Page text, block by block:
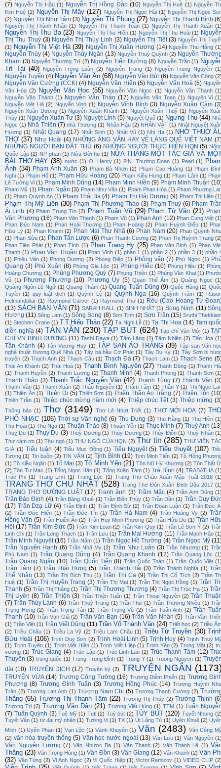
(7) Nguyễn Thị Hậu (1) Nguyễn Thị Hồng Đào (10) Nguyễn Thị Huệ (1) Nguyễn
Kim Huệ (2) Nguyễn Thị Mây (127) Nguyễn Thị Ngọc Hải (1) Nguyễn Thị Ngọc
(2) Nguyễn Thị Như Tâm (3) Nguyễn Thị Phụng (27) Nguyễn Thị Thanh Bình
Nguyễn Thị Thành Nhân (1) Nguyễn Thị Thanh Toàn (1) Nguyễn Thị Thanh Xuân
Nguyễn Thị Thu Ba (23) Nguyễn Thị Thu Hiền (1) Nguyễn Thị Thu Hoài (1)
Thị Thu Thuý (3) Nguyễn Thị Thùy Linh (3) Nguyễn Thị Tiết (3) Nguyễn Thị
(1) Nguyễn Thị Việt Hà (39) Nguyễn Thị Xuân Hương (14) Nguyễn Thu Hằng
Nguyễn Thủy (4) Nguyễn Thúy Ngân (13) Nguyễn Thuý Quỳnh (2) Nguyễn
Kham (3) Nguyễn Thượng Trí (2) Nguyễn Tiến Đường (8) Nguyễn Trần (1)
Trí Tài (40) Nguyễn Trọng Luân (2) Nguyễn Trung (1) Nguyễn Trung Nguyên
Nguyễn Tuyển (4) Nguyễn Văn Ân (68) Nguyễn Văn Bút (6) Nguyễn Văn Công
Nguyễn Văn Cường (CCK) (4) Nguyễn Văn Hiến (5) Nguyễn Văn Hoà (5)
Văn Hòa (2) Nguyễn Văn Học (55) Nguyễn Văn Ngọc (1) Nguyễn Văn Thanh
Nguyễn Văn Thành (1) Nguyễn Văn Thảo (17) Nguyễn Văn Toan (1) Nguyên Vi
Nguyễn Việt Hà (2) Nguyễn Vinh (1) Nguyễn Vĩnh Bình (3) Nguyễn Xuân Cảm
Nguyễn Xuân Dương (1) Nguyễn Xuân Khánh (1) Nguyễn Xuân Thuỷ (1) Nguyễn
Thủy (1) Nguyễn Xuân Tư (3) Nguyệt Linh (5) Nguyệt Quế (1) Ngưng Thu (44)
Ngọc (1) Nhã Thiên (7) nhà Thương (1) Nhân Hậu (2) NHÂN VẬT (1) Nhật Nguyệt
Hương (1) Nhật Quang (17) Nhất Sinh (1) Nhật Vũ (1) Nhi Hạ (1) NHỚ THUỞ
THƠ (37) Như Hoài (4) NHỮNG ÁNG VĂN HAY VỀ LÀNG QUÊ VIỆT NAM
NHỮNG NGƯỜI BẠN ĐÂT THỦ (6) NHỮNG NGƯỜI THỰC HIỆN HQN (5)
Quốc Lập (2) NP phan (1) Nửa Đời hư (1) NỬA THÁNG MỘT TÁC GIẢ VÀ
BÀI THƠ HAY (38) nước (1) O. Henry (1) P.N. Thường Đoan (1) Pearl (1)
Ánh (34) Phạm Anh Xuân (3) Phạm Bá Nhơn (2) Phạm Cao Hoàng (1) Phạm
Nghi (1) Phạm Hổ (1) Phạm Hữu Hoàng (20) Phạm Kiều Hưng (1) Phạm Lâm (1)
Lê Tường Vi (1) Phạm Minh Dũng (14) Phạm Minh Hiền (9) Phạm Minh Thuận
Phạm Mỹ (1) Phạm Ngân (3) Phạm Như Vân (1) Phạm Phan Hòa (1) Phạm Phương
(1) Phạm Quỳnh An (1) Phạm Thái Ba (4) Phạm Thị Hải Dương (9) Phạm Thị Liên
Phạm Thị Mỹ Liên (30) Phạm Thị Phương Thảo (3) Phạm Thuý (6) Phạm
Ái Linh (4) Phạm Trung Tín (2) Phạm Tuấn Vũ (29) Phạm Tử Văn (21)
Văn Phương (16) Phạm Văn Thạnh (1) Phạm Vũ (1) Phan Anh (12) Phan Cung Việt
Phan Đức Nam (1) Phan Hoài Thương (1) Phan Hoàng (2) Phan Huỳnh Điểu (1)
Hữu Lý (1) Phan Khanh (2) Phan Mai Thư Nhã (6) Phan Nam (20) Phan Quỳnh
(1) Phan Sửu (1) Phan Tấn Lược (6) Phan Thanh Cương (2) Phan Thị Huỳnh Trang
Phan Tiên Phát (1) Phan Tình (1) Phan Trang Hy (25) Phan Văn Bình (1) Phan
Thạnh (1) Phan Văn Thuần (3) Phan Vĩnh (1) phần 1 (1) phần 2 (1) phần 3 (1) phần
(1) Phiêu Vân (1) Phong Dương (2) Phong Điệp (1) Phỏng vấn (7) Phú Ngọc (1)
Quang (3) Phú Xuân (8) Phùng Gia Lộc (1) Phùng Hiếu (10) Phùng Hiệu (1)
Hoàng Chương (1) Phùng Phương Quý (7) Phụng Thiên (1) Phùng Văn Khai (1)
Vũ (1) Phương Phương (10) Phương Uy (5) Quan Thế Âm (1) Quảng Ngọc
Quảng Ngôn Lê Ngữ (1) Quang Thám (1) Quang Tuấn Dũng (9) Quốc Hùng (2)
Tuyên (1) quy luật dịch (1) Quỳnh Lệ (1) Quỳnh Nga (16) Quỳnh Trâm (1)
Helmandollar (1) Raymond Carver (1) Raymond Thư (1) Rêu (Cao Hoàng Từ
(13) SÁCH BẠN VĂN (71) SARAH HALL (1) SINH NHẬT (1) Song Ninh (11)
Hương (11) Sông Lam (1) Sông Song (8) Sơn Tịnh (2) Sơn Trần (15) Sruthi
(1) Stephen Crane (1) T.T.Hiếu Thảo (22) Tạ Nghi Lễ (1) Tạ Thị Hoa (14) Tam
diễn nghĩa (4) TẢN VĂN (230) TẠP BÚT (624) Tạp chí Văn Mới (1)
CHÍ VN BÌNH DƯƠNG (11) Tashi Dawa (1) Tâm Lãng (1) Tâm Nhiên (2) Tấn Hòa
Tần Khánh (4) Tân Vương Huy (1) TẬP SAN ÁO TRẮNG (39) Tập san Văn
nghệ thuật Hương Quê Nhà (1) Tây bá hầu Cơ Phát (1) Tây Du Ký (1) Tây Sơn bi
truyện (2) Thạch Anh (2) Thạch Cầu (1) Thạch Đà (7) Thạch Lam (1) Thạch Sene
Thái An Khánh (2) Thái Hoà (1) Thanh Bình Nguyên (27) Thành Dũng (1) Thanh
(1) Thanh Huyền (2) Thanh Lương (2) Thanh Minh (4) Thanh Phong (1) Thanh Sơn
Thanh Thảo (3) Thanh Trắc Nguyễn Văn (42) Thanh Tùng (7) Thành Văn
Thạnh Văn (1) Thanh Xuân (2) Thảo Nguyễn (1) Thâm Tâm (1) Thần Y (1) Thi Ngọc
(1) Thiên Ân (1) Thiên Di (5) Thiên Sơn (1) Thiên Thần Áo Trắng (7) Thiên Tôn
Thiên Trần (1) Thiệp chúc mừng năm mới (4) Thiệp chúc Tết (3) Thiệp mừng
Thông báo (1) Thơ (3149) Thơ Lê Nhựt Triết (1) THƠ MỜI HOẠ (7)
PHỔ NHẠC (106) Thời sự Văn nghệ (6) Thu Dung (3) Thu Hằng (1) Thu Hiền
Thu Hoài (1) Thu Nga (1) Thuận Thảo (8) Thuận Yến (1) Thục Minh (7) Thuỳ Anh
Thuỵ Du (1) Thụy Du (3) Thuỳ Dương (1) Thùy Dương (1) Thủy Điền (1) Thuỳ Nhân
Thư cảm ơn (1) Thư ngỏ (1) THƯ NGỎ CỦA HQN (2) Thư tin (285) THƯ VIỆN
GIẢ (1) Tiểu luận (4) Tiểu Mục Đồng (1) Tiểu Nguyệt (5) Tiểu thuyết (107)
Tương (1) Tin buồn (2) TIN VĂN (2) Tịnh Bình (19) Tịnh Minh Tiến (2) Tô Hồng
(1) Tô Kiều Ngân (1) Tố Mai (3) Tô Minh Yến (21) Tôn Nữ Hỷ Khương (2) Tôn Thất
(2) Tôn Tư Mạc (1) Tống Ngọc Hân (1) Tống Xuân Tám (1) Trà Bình (4) TRABATHA
Trác Phi (1) Trang Linh (1) Trang Lộc (1) Trang Thơ Chào Xuân Mậu Tuất 2018
TRANG THƠ CHỦ NHẬT (528) Trang Thơ Đón Xuân Đinh Dậu 2017
TRANG THƠ ĐƯỜNG LUẬT (17) Tranh ảnh (3) Trầm Mặc (4) Trần Anh Dũng
Trần Bảo Định (4) Trần Băng Khuê (1) Trần Biên Thùy (1) Trần Dần (1) Trần Duy
(17) Trần Dzạ Lữ (4) Trần Định (1) Trần Đình Sử (2) Trần Đoàn Luận (1) Trần Đức
(2) Trần Đức Hiển (1) Trần Đức Tín (1) Trần Hà Nam (4) Trần Hoàng Vy (2)
Hồng Vân (5) Trần Huiền Ân (2) Trần Huy Minh Phương (2) Trần Hữu Du (1) Trần
Hội (17) Trần Kim Đức (5) Trần Kim Loan (2) Trần Kim Quy (1) Trần Lê Sơn Ý (2)
Linh Chi (1) Trần Long Thạch (1) Trần Lưu (1) Trần Mai Hường (11) Trần Mạnh Hảo
Trần Minh Nguyệt (16) Trần Năm (1) Trần Ngọc Hồ Trường (4) Trần Ngọc Mỹ
Trần Nguyên Hạnh (6) Trần Nhã My (2) Trần Như Luận (3) Trần Nhương (1)
Phù Nam (1) Trần Quang Dũng (4) Trần Quang Khanh (12) Trần Quang Lộc
Trần Quang Ngân (10) Trần Quốc Tiến (8) Trần Quốc Toàn (1) Trần Quốc Việt
Trần Tâm (7) Trần Thái Hưng (5) Trần Thanh Hải (3) Trần Thành Nghĩa (1)
Thế Nhân (13) Trần Thị Bích Thu (1) Trần Thi Ca (9) Trần Thị Cổ Tích (2) Trần
Huệ (1) Trần Thị Huyền Trang (3) Trần Thị Mai (1) Trần Thị Ngọc Hồng (1) Trần
Thanh (5) Trần Thị Thắng (1) Trần Thị Thương Thương (4) Trần Thị Trúc Hạ (1)
Thị Uyên (8) Trần Thiện (3) Trần Thiện Tuấn (1) Trần Thoại Nguyên (2) Trần
(7) Trần Thúy Lành (6) Trần Thuỳ Trang (1) Trần Thư (1) Trần Thương Nhiều (1)
Trọng Hưng (2) Trần Trọng Tân (1) Trần Trọng Vũ (2) Trần Tuấn Anh (2) Trần
Thanh (10) Trần Vạn Giã (2) Trần Văn Bạn (16) Trần Văn Nhân (5) Trần Văn
(1) Trần Việt (1) Trần Viết Dũng (11) Trần Võ Thành Văn (24) Triết học (2) Triều
(2) Triều Châu (1) Triều La Vỹ (2) Triệu Lam Châu (1) Triệu Từ Truyền (30)
Bửu Hoài (106) Trịnh Duy Sơn (2) Trịnh Hoài Linh (5) Trịnh Huy (4) Trịnh Thuỳ
(1) Trịnh Tuyên (1) Trịnh Viết Hiền (1) Trịnh Viết Hiệp (1) Trịnh Yến (2) Trọng Mật (2)
vương (1) Trúc Giang (4) Trúc Lập (1) Trúc Linh Lan (2) Trúc Thanh Tâm (12)
Thuyên (3) trung quốc (1) Trung Trung Đỉnh (1) Trung Y (1) Truong Nguyen (1)
dài (10) TRUYỆN DỊCH (17) Truyện ký (2) TRUYỆN NGẮN
TRUYỆN VỪA (14) Trương Công Tưởng (16) Trương Diễm Phiến (1) Trương
Phượng (8) Trương Đình Tuấn (3) Trương Hồng Phúc (14) Trương Huỳnh
Trân (2) Trương Lan Anh (1) Trương Nam Chi (5) Trương Thanh Cường (2)
Thắng (65) Trương Thị Thanh Tâm (22) Trương Thị Thúy (2) Trường Thịnh
Trương Tri (2) Trương Văn Dân (21) Trương Viết Hùng (1) TTM (1) Tuấn
(7) Tuấn Quỳnh (3) Tuệ Mỹ (1) Tuti (2) Tuỳ bút (2) TÙY BÚT (120) Tuyết Nhung
Tuyết Vân (1) tứ đại mỹ nhân (1) Tường Vi (1) TX (1) Út Lãng Tử (1) Uyên Khuê (2)
Minh (1) Uyển Phan (1) Vạn Lộc (1) Vành Khuyên (1) Văn (2483) Văn Công
(2) văn hóa truyền thống (5) Văn học nước ngoài (13) Văn Lưu (1) Văn Nguyên
Văn Nguyên Lương (7) Văn Nhược Ba (1) Văn Thạnh (2) Văn Thành Lê (1)
Thắng (23) Văn Trọng Hùng (1) Vân Đồn (3) Vân Giang (12) Vân Khanh (2) Vân
(32) Vân Tùng (2) Vi Ánh Ngọc (2) Vi Quốc Hiệp (1) Victor Remizov (1) VIDEO CLIP